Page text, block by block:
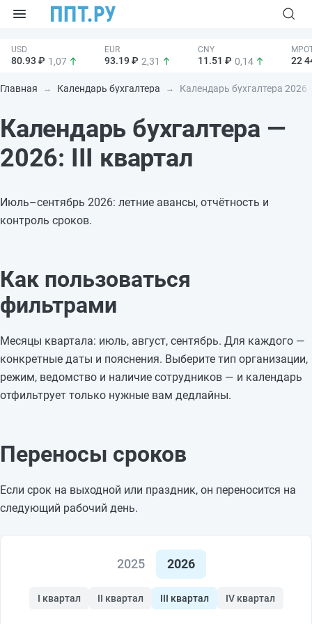
80.93 ₽ 1,07 93.19 ₽ 2,31 11.51 ₽ 0,14 22
Главная Календарь бухгалтера Календарь бухгалтера
Календарь бухгалтера —
2026: III квартал
Июль–сентябрь 2026: летние авансы, отчётность и
контроль сроков.
Как пользоваться
фильтрами
Месяцы квартала: июль, август, сентябрь. Для каждого —
конкретные даты и пояснения. Выберите тип организации,
режим, ведомство и наличие сотрудников — и календарь
отфильтрует только нужные вам дедлайны.
Переносы сроков
Если срок на выходной или праздник, он переносится на
следующий рабочий день.
2025 2026
I квартал II квартал III квартал IV квартал